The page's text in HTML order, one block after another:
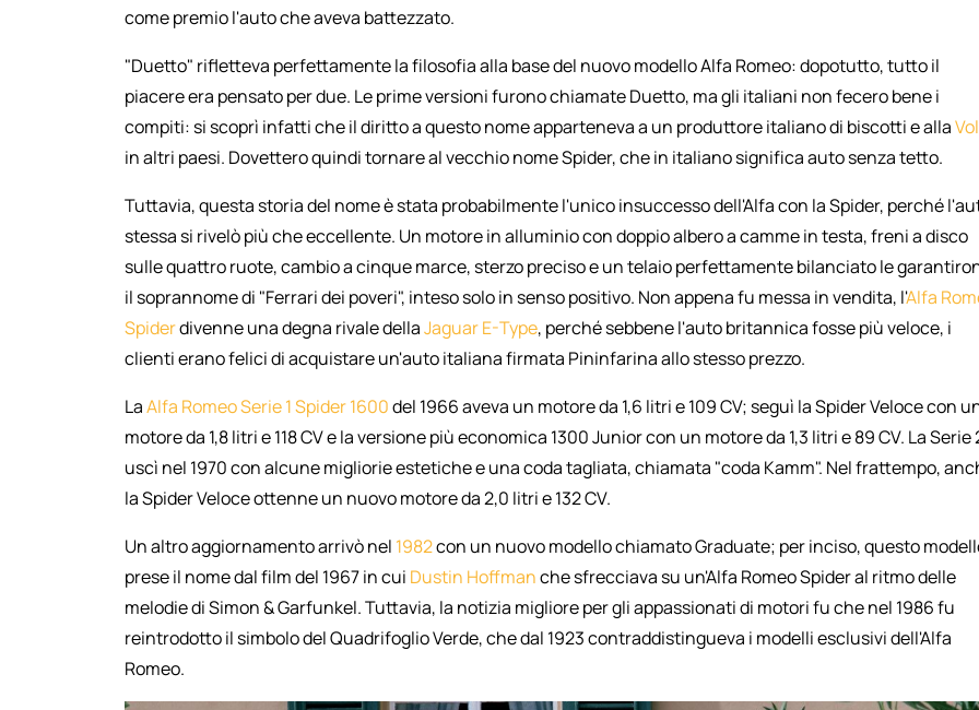
come premio l'auto che aveva battezzato.
"Duetto" rifletteva perfettamente la filosofia alla base del nuovo modello Alfa Romeo: dopotutto, tutto il
piacere era pensato per due. Le prime versioni furono chiamate Duetto, ma gli italiani non fecero bene i
compiti: si scoprì infatti che il diritto a questo nome apparteneva a un produttore italiano di biscotti e alla
in altri paesi. Dovettero quindi tornare al vecchio nome Spider, che in italiano significa auto senza tetto.
Tuttavia, questa storia del nome è stata probabilmente l'unico insuccesso dell'Alfa con la Spider, perché
stessa si rivelò più che eccellente. Un motore in alluminio con doppio albero a camme in testa, freni a disco
sulle quattro ruote, cambio a cinque marce, sterzo preciso e un telaio perfettamente bilanciato le
il soprannome di "Ferrari dei poveri", inteso solo in senso positivo. Non appena fu messa in vendita, l'Alfa
Spiderdivenne una degna rivale dellaJaguar E-Type, perché sebbene l'auto britannica fosse più veloce, i
clienti erano felici di acquistare un'auto italiana firmata Pininfarina allo stesso prezzo.
LaAlfa Romeo Serie 1 Spider 1600del 1966 aveva un motore da 1,6 litri e 109 CV; seguì la Spider Veloce con
motore da 1,8 litri e 118 CV e la versione più economica 1300 Junior con un motore da 1,3 litri e 89 CV. La Serie
uscì nel 1970 con alcune migliorie estetiche e una coda tagliata, chiamata "coda Kamm". Nel frattempo,
la Spider Veloce ottenne un nuovo motore da 2,0 litri e 132 CV.
Un altro aggiornamento arrivò nel 1982con un nuovo modello chiamato Graduate; per inciso, questo
prese il nome dal film del 1967 in cui Dustin Hoffmanche sfrecciava su un'Alfa Romeo Spider al ritmo delle
melodie di Simon & Garfunkel. Tuttavia, la notizia migliore per gli appassionati di motori fu che nel 1986 fu
reintrodotto il simbolo del Quadrifoglio Verde, che dal 1923 contraddistingueva i modelli esclusivi dell'Alfa
Romeo.